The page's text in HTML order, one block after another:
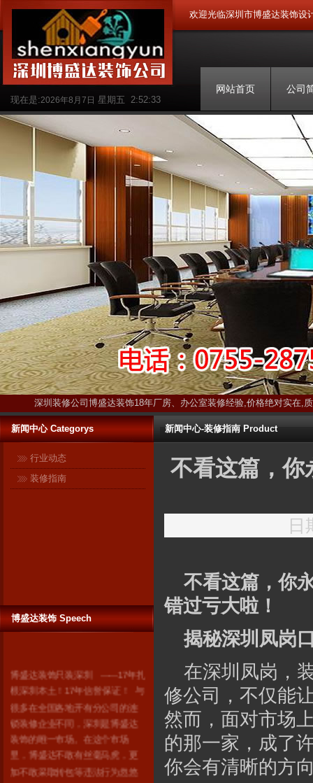
欢迎光临深圳市博盛达装饰设
现在是:2026年8月7日 星期五 2:52:34
公司
网站首页
深圳装修公司博盛达装饰18年厂房、办公室装修经验,价格绝对实在,
新闻中心 Categorys
行业动态
装修指南
博盛达装饰 Speech
根深圳本土！17年信誉保证！ 与
很多在全国各地开有分公司的连
锁装修企业不同，深圳是博盛达
装饰的唯一市场。在这个市场
里，博盛达不敢有丝毫马虎，更
加不敢采取转包等违法行为忽悠
消费者。因为我们知道：失去了
新闻中心-装修指南 Product
不看这篇，你
不看这篇，你
错过亏大啦！
揭秘深圳凤岗
在深圳凤岗，
修公司，不仅能
然而，面对市场
的那一家，成了
你会有清晰的方